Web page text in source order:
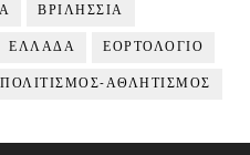
ΒΡΙΛΗΣΣΙΑ
ΕΛΛΑΔΑ ΕΟΡΤΟΛΟΓΙΟ
ΠΟΛΙΤΙΣΜΟΣ-ΑΘΛΗΤΙΣΜΟΣ